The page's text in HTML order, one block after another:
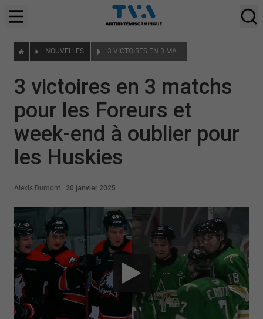
NOUVELLES 3 VICTOIRES EN 3 MATCHS POUR LES FOREURS ET WEEK-END À OUBLIER POUR LES HUSKIES
3 victoires en 3 matchs
pour les Foreurs et
week-end à oublier pour
les Huskies
Alexis Dumont 20 janvier 2025